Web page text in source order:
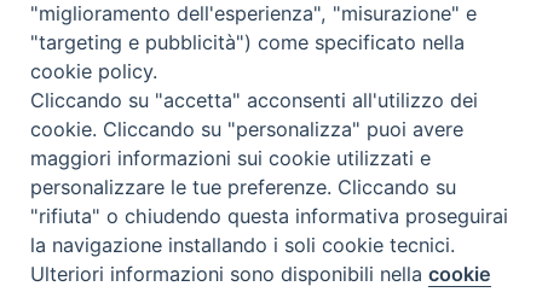
Melfi, 25 giugno 2026.
Preferenze Cookie
"miglioramento dell'esperienza", "misurazione" e
"targeting e pubblicità") come specificato nella
cookie policy.
Cliccando su "accetta" acconsenti all'utilizzo dei
cookie. Cliccando su "personalizza" puoi avere
maggiori informazioni sui cookie utilizzati e
personalizzare le tue preferenze. Cliccando su
"rifiuta" o chiudendo questa informativa proseguirai
la navigazione installando i soli cookie tecnici.
Ulteriori informazioni sono disponibili nellacookie